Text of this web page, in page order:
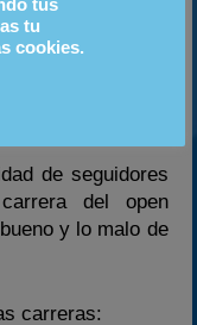
es una de
un plano entre
de sol, una de
de seguidores
del open
y lo malo de
carreras:
tus
tu
cookies.